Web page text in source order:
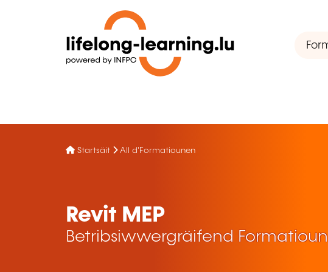
Startsäit All d'Formatiounen
Revit MEP
Betribsiwwergräifend Formatioun